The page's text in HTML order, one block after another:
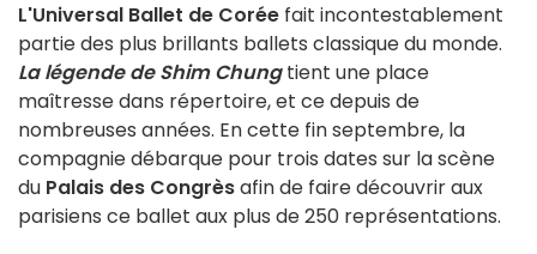
L'Universal Ballet de Corée fait incontestablement
partie des plus brillants ballets classique du monde.
La légende de Shim Chungtient une place
maîtresse dans répertoire, et ce depuis de
nombreuses années. En cette fin septembre, la
compagnie débarque pour trois dates sur la scène
du Palais des Congrèsafin de faire découvrir aux
parisiens ce ballet aux plus de 250 représentations.